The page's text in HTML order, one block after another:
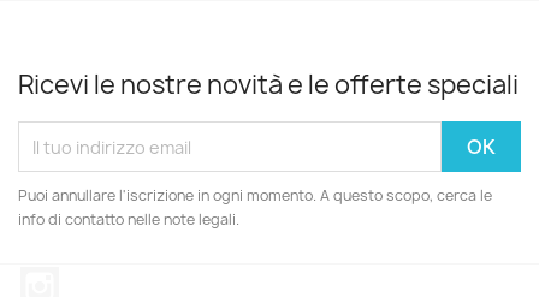
Ricevi le nostre novità e le offerte speciali
Puoi annullare l'iscrizione in ogni momento. A questo scopo, cerca le
info di contatto nelle note legali.